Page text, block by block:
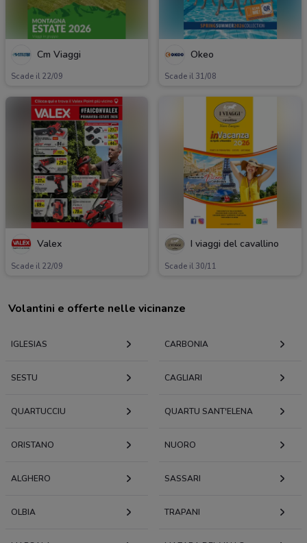
Cm Viaggi
Scade il 22/09
Okeo
Scade il 31/08
Valex
Scade il 22/09
I viaggi del cavallino
Scade il 30/11
Volantini e offerte nelle vicinanze
IGLESIAS CARBONIA
SESTU CAGLIARI
QUARTUCCIU QUARTU SANT'ELENA
ORISTANO NUORO
ALGHERO SASSARI
OLBIA TRAPANI